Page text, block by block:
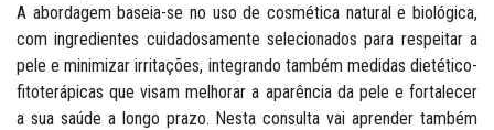
A abordagem baseia-se no uso de cosmética natural e biológica,
com ingredientes cuidadosamente selecionados para respeitar a
pele e minimizar irritações, integrando também medidas dietético-
fitoterápicas que visam melhorar a aparência da pele e fortalecer
a sua saúde a longo prazo. Nesta consulta vai aprender também